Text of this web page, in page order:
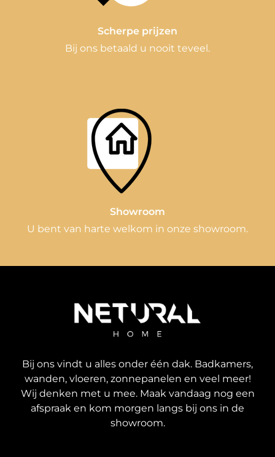
Scherpe prijzen
Bij ons betaald u nooit teveel.
Showroom
U bent van harte welkom in onze showroom.
Bij ons vindt u alles onder één dak. Badkamers,
wanden, vloeren, zonnepanelen en veel meer!
Wij denken met u mee. Maak vandaag nog een
afspraak en kom morgen langs bij ons in de
showroom.